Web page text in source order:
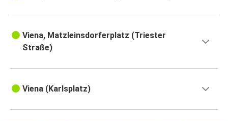
Viena, Matzleinsdorferplatz (Triester
Straße)
Viena (Karlsplatz)